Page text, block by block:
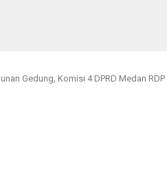
Gedung, Komisi 4 DPRD Medan RDP